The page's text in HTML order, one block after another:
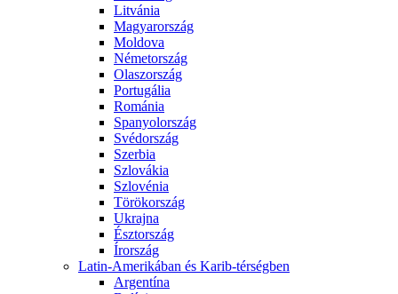
Litvánia
Magyarország
Moldova
Németország
Olaszország
Portugália
Románia
Spanyolország
Svédország
Szerbia
Szlovákia
Szlovénia
Törökország
Ukrajna
Észtország
Írország
Latin-Amerikában és Karib-térségben
Argentína